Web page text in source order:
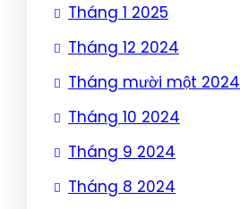
Tháng 1 2025
Tháng 12 2024
Tháng mười một 2024
Tháng 10 2024
Tháng 9 2024
Tháng 8 2024